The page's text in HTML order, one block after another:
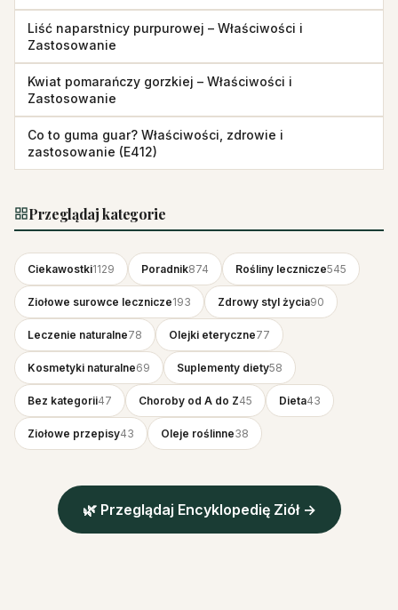
Liść naparstnicy purpurowej – Właściwości i
Zastosowanie
Kwiat pomarańczy gorzkiej – Właściwości i
Zastosowanie
Co to guma guar? Właściwości, zdrowie i
zastosowanie (E412)
Przeglądaj kategorie
Ciekawostki1129 Poradnik874 Rośliny lecznicze545
Ziołowe surowce lecznicze193 Zdrowy styl życia90
Leczenie naturalne78 Olejki eteryczne77
Kosmetyki naturalne69 Suplementy diety58
Bez kategorii47 Choroby od A do Z45 Dieta43
Ziołowe przepisy43 Oleje roślinne38
🌿 Przeglądaj Encyklopedię Ziół →